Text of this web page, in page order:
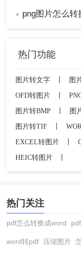
在格式下拉
在弹出的设
质”滑块
点击“导出”
批量处理步骤（
1、将需要转换
2、在Photoshop
● png图片怎么转换
热门功能
图片转文字 图
OFD转图片
图片转BMP
图
图片转TIF
EXCEL转图片
HEIC转图片
热门关注
pdf怎么转换成word
word转pdf 压缩图片